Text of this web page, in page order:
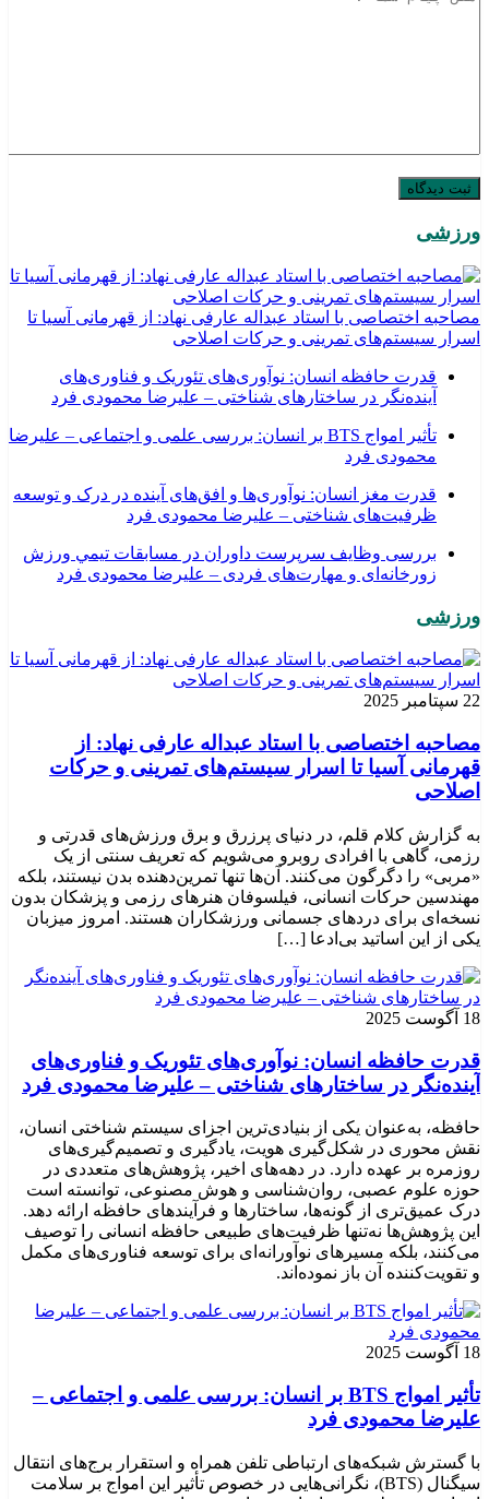
ورزشی
مصاحبه اختصاصی با استاد عبداله عارفی نهاد: از قهرمانی آسیا تا
اسرار سیستم‌های تمرینی و حرکات اصلاحی
قدرت حافظه انسان: نوآوری‌های تئوریک و فناوری‌های
آینده‌نگر در ساختارهای شناختی – علیرضا محمودی فرد
تأثیر امواج BTS بر انسان: بررسی علمی و اجتماعی – علیرضا
محمودی فرد
قدرت مغز انسان: نوآوری‌ها و افق‌های آینده در درک و توسعه
ظرفیت‌های شناختی – علیرضا محمودی فرد
بررسی وظايف سرپرست داوران در مسابقات تیمي ورزش
زورخانه‌ای و مهارت‌های فردی – علیرضا محمودی فرد
ورزشی
22 سپتامبر 2025
مصاحبه اختصاصی با استاد عبداله عارفی نهاد: از
قهرمانی آسیا تا اسرار سیستم‌های تمرینی و حرکات
اصلاحی
به گزارش کلام قلم، در دنیای پرزرق و برق ورزش‌های قدرتی و
رزمی، گاهی با افرادی روبرو می‌شویم که تعریف سنتی از یک
«مربی» را دگرگون می‌کنند. آن‌ها تنها تمرین‌دهنده بدن نیستند، بلکه
مهندسین حرکات انسانی، فیلسوفان هنرهای رزمی و پزشکان بدون
نسخه‌ای برای دردهای جسمانی ورزشکاران هستند. امروز میزبان
یکی از این اساتید بی‌ادعا […]
18 آگوست 2025
قدرت حافظه انسان: نوآوری‌های تئوریک و فناوری‌های
آینده‌نگر در ساختارهای شناختی – علیرضا محمودی فرد
حافظه، به‌عنوان یکی از بنیادی‌ترین اجزای سیستم شناختی انسان،
نقش محوری در شکل‌گیری هویت، یادگیری و تصمیم‌گیری‌های
روزمره بر عهده دارد. در دهه‌های اخیر، پژوهش‌های متعددی در
حوزه علوم عصبی، روان‌شناسی و هوش مصنوعی، توانسته‌ است
درک عمیق‌تری از گونه‌ها، ساختارها و فرآیندهای حافظه ارائه دهد.
این پژوهش‌ها نه‌تنها ظرفیت‌های طبیعی حافظه انسانی را توصیف
می‌کنند، بلکه مسیرهای نوآورانه‌ای برای توسعه فناوری‌های مکمل
و تقویت‌کننده آن باز نموده‌اند.
18 آگوست 2025
تأثیر امواج BTS بر انسان: بررسی علمی و اجتماعی –
علیرضا محمودی فرد
با گسترش شبکه‌های ارتباطی تلفن همراه و استقرار برج‌های انتقال
سیگنال (BTS)، نگرانی‌هایی در خصوص تأثیر این امواج بر سلامت